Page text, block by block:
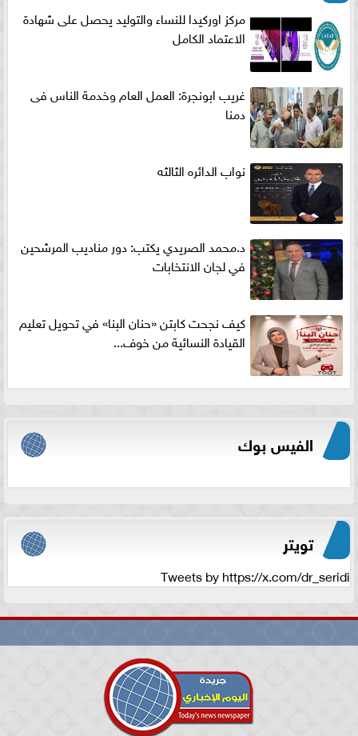
مركز اوركيدا للنساء والتوليد يحصل على شهادة
الاعتماد الكامل
غريب ابونجرة: العمل العام وخدمة الناس فى
دمنا
نواب الدائره الثالثه
د.محمد الصريدي يكتب: دور مناديب المرشحين
في لجان الانتخابات
كيف نجحت كابتن «حنان البنا» في تحويل تعليم
القيادة النسائية من خوف...
الفيس بوك
تويتر
Tweets by https://x.com/dr_seridi